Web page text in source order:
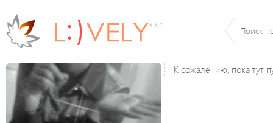
К сожалению, пока тут